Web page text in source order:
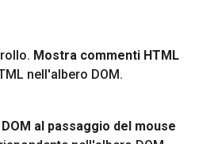
Mostra commenti HTML
nell'albero DOM.
al passaggio del mouse